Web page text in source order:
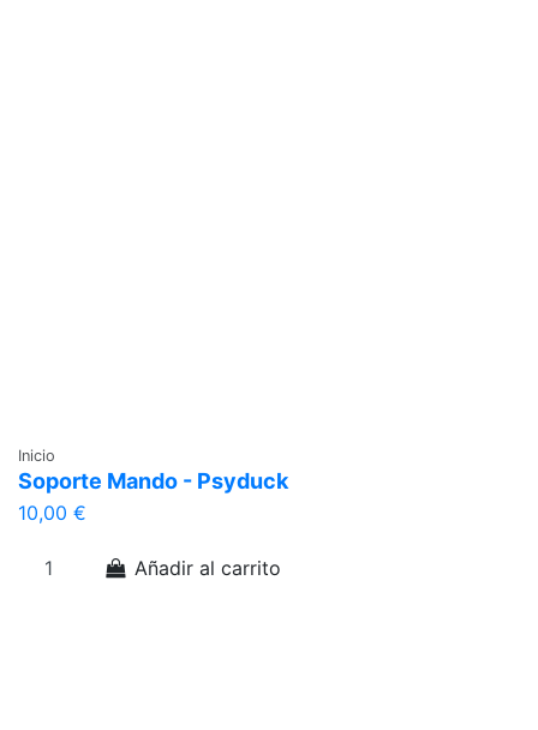
Inicio
Soporte Mando - Psyduck
10,00 €
Añadir al carrito